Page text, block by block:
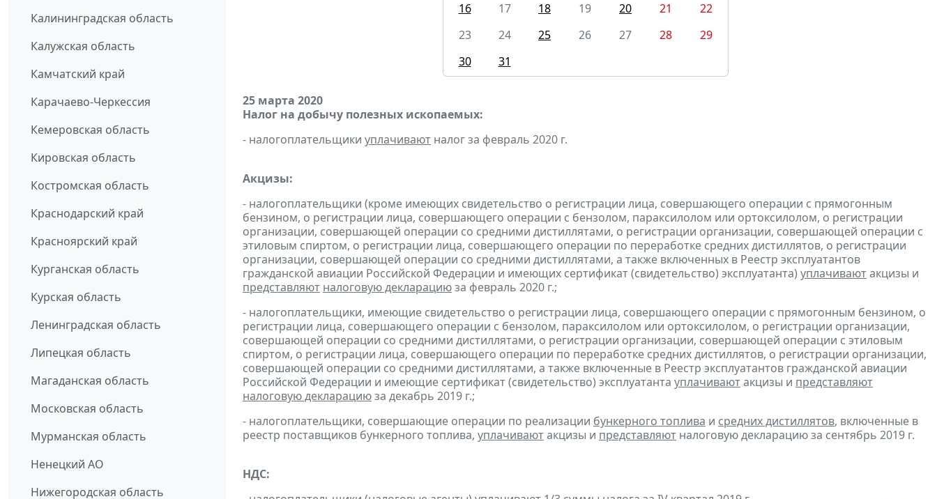
Калининградская область
Калужская область
Камчатский край
Карачаево-Черкессия
Кемеровская область
Кировская область
Костромская область
Краснодарский край
Красноярский край
Курганская область
Курская область
Ленинградская область
Липецкая область
Магаданская область
Московская область
Мурманская область
Ненецкий АО
Нижегородская область
16
17 18 19 20 21
22
23
24 25 26 27 28
29
30
31
25 марта 2020
Налог на добычу полезных ископаемых:
- налогоплательщики уплачивают налог за февраль 2020 г.
Акцизы:
- налогоплательщики (кроме имеющих свидетельство о регистрации лица, совершающего операции с прямогонным
бензином, о регистрации лица, совершающего операции с бензолом, параксилолом или ортоксилолом, о регистрации
организации, совершающей операции со средними дистиллятами, о регистрации организации, совершающей операции с
этиловым спиртом, о регистрации лица, совершающего операции по переработке средних дистиллятов, о регистрации
организации, совершающей операции со средними дистиллятами, а также включенных в Реестр эксплуатантов
гражданской авиации Российской Федерации и имеющих сертификат (свидетельство) эксплуатанта) уплачиваютакцизы и
представляют налоговую декларациюза февраль 2020 г.;
- налогоплательщики, имеющие свидетельство о регистрации лица, совершающего операции с прямогонным бензином, о
регистрации лица, совершающего операции с бензолом, параксилолом или ортоксилолом, о регистрации организации,
совершающей операции со средними дистиллятами, о регистрации организации, совершающей операции с этиловым
спиртом, о регистрации лица, совершающего операции по переработке средних дистиллятов, о регистрации организации,
совершающей операции со средними дистиллятами, а также включенные в Реестр эксплуатантов гражданской авиации
Российской Федерации и имеющие сертификат (свидетельство) эксплуатанта уплачиваютакцизы и представляют
налоговую декларациюза декабрь 2019 г.;
- налогоплательщики, совершающие операции по реализации бункерного топлива и средних дистиллятов, включенные в
реестр поставщиков бункерного топлива, уплачиваютакцизы и представляют налоговую декларацию за сентябрь 2019 г.
НДС: